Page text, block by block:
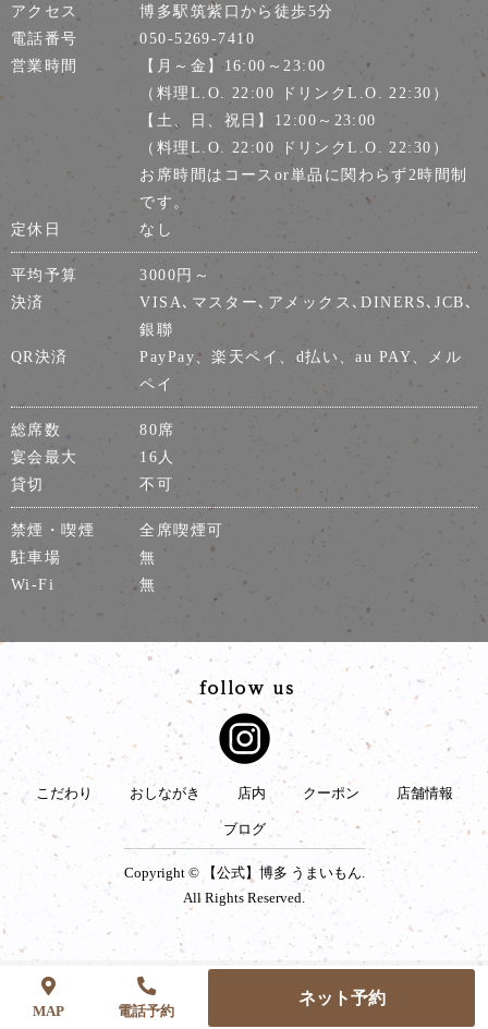
アクセス
博多駅筑紫口から徒歩5分
電話番号
050-5269-7410
営業時間
【月～金】16:00～23:00
（料理L.O. 22:00 ドリンクL.O. 22:30）
【土、日、祝日】12:00～23:00
（料理L.O. 22:00 ドリンクL.O. 22:30）
お席時間はコースor単品に関わらず2時間制
です。
定休日
なし
平均予算
3000円～
決済
VISA､マスター､アメックス､DINERS､JCB､
銀聯
QR決済
PayPay、楽天ペイ、d払い、au PAY、メル
ペイ
総席数
80席
宴会最大
16人
貸切
不可
禁煙・喫煙
全席喫煙可
駐車場
無
Wi-Fi
無
こだわり おしながき 店内 クーポン 店舗情報
ブログ
Copyright © 【公式】博多 うまいもん.
All Rights Reserved.
MAP 電話予約
ネット予約